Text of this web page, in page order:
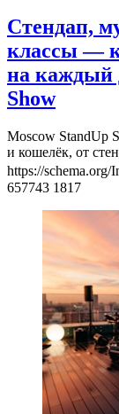
Стендап,
классы —
на каждый
Show
Moscow StandUp
и кошелёк, от
https://schema.org/
657743 1817